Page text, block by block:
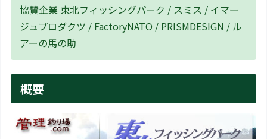
協賛企業 東北フィッシングパーク / スミス / イマー
ジュプロダクツ / FactoryNATO / PRISMDESIGN / ル
アーの馬の助
概要